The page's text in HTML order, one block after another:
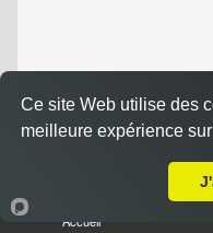
Accueil
Ce site Web utilise des
meilleure expérience